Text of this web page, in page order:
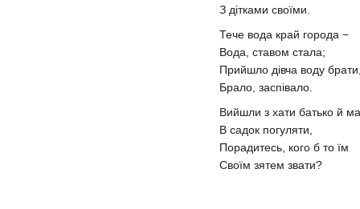
З дітками своїми.
Тече вода край города −
Вода, ставом стала;
Прийшло дівча воду
Брало, заспівало.
Вийшли з хати батько й
В садок погуляти,
Порадитесь, кого б то їм
Своїм зятем звати?